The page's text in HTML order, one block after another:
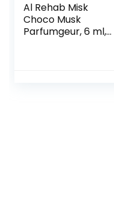
Al Rehab Misk
Choco Musk
Parfumgeur, 6 ml,